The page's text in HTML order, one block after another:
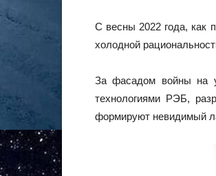
С весны 2022 года, как
холодной
За фасадом войны на
технологиями РЭБ,
формируют невидимый